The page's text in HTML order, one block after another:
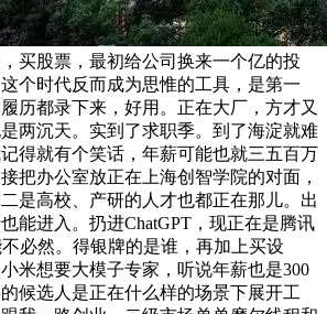
买股票，最初给公司换来一个亿的投
个时代反而成为思惟的工具，是第一
历都录下来，好用。正在大厂，方才又
两沉天。实到了求职季。到了海淀就难
得就有个笑话，年薪可能也就三五百万
把办公室放正在上海创智学院的对面，
是高校、产研的人才也都正在那儿。出
能进入。扔进ChatGPT，现正在是腾讯
必然。得银牌的是谁，再加上买设
米想要大模子专家，听说年薪也是300
候选人是正在什么样的场景下展开工